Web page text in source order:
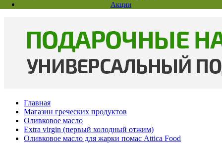
Акции
Главная
Магазин греческих продуктов
Оливковое масло
Extra virgin (первый холодный отжим)
Оливковое масло для жарки помас Attica Food